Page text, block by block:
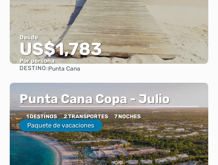
Desde
US$1,783
Por persona
DESTINO:Punta Cana
Punta Cana Copa - Julio
1 DESTINOS 2 TRANSPORTES 7 NOCHES
Paquete de vacaciones